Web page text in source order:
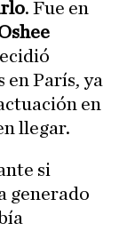
. Fue en
en París, ya
en
llegar.
si
generado